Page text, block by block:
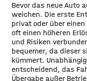
Bevor das neue Auto
weichen. Die erste
privat oder über
oft einen höheren
und Risiken
bequemer, da dieser
kümmert.
entscheidend, das
Übergabe außer